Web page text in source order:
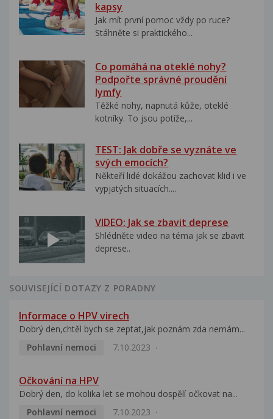
kapsy
Jak mít první pomoc vždy po ruce?
Stáhněte si praktického...
Co pomáhá na oteklé nohy?
Podpořte správné proudění
lymfy
Těžké nohy, napnutá kůže, oteklé
kotníky. To jsou potíže,...
TEST: Jak dobře se vyznáte ve
svých emocích?
Někteří lidé dokážou zachovat klid i ve
vypjatých situacích....
VIDEO: Jak se zbavit deprese
Shlédněte video na téma jak se zbavit
deprese..
SOUVISEJÍCÍ DOTAZY Z PORADNY
Informace o HPV virech
Dobrý den,chtěl bych se zeptat,jak poznám zda nemám...
Pohlavní nemoci
7.10.2023
Očkování na HPV
Dobrý den, do kolika let se mohou dospělí očkovat na...
Pohlavní nemoci
7.10.2023